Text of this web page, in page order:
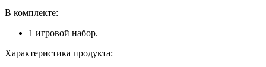
В комплекте:
1 игровой набор.
Характеристика продукта: